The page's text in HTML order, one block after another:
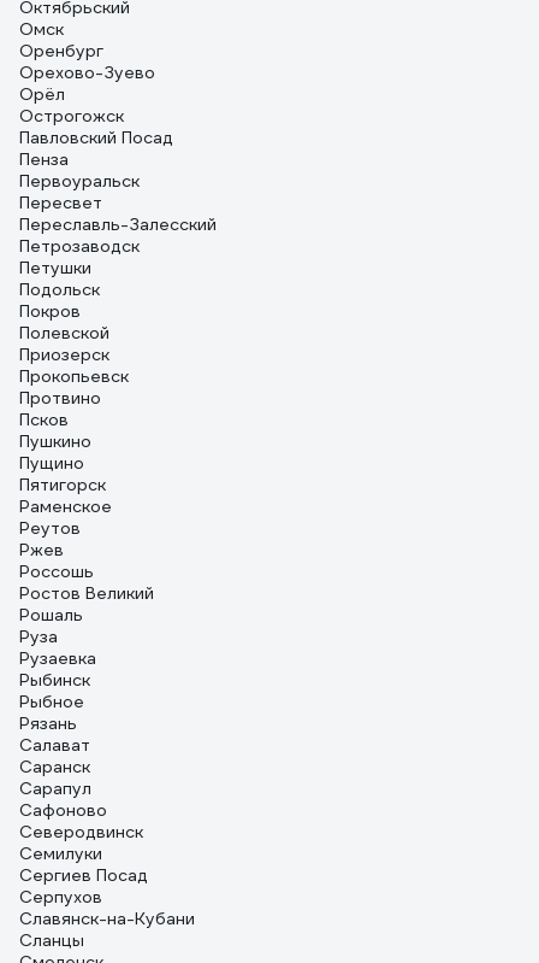
Октябрьский
Омск
Оренбург
Орехово-Зуево
Орёл
Острогожск
Павловский Посад
Пенза
Первоуральск
Пересвет
Переславль-Залесский
Петрозаводск
Петушки
Подольск
Покров
Полевской
Приозерск
Прокопьевск
Протвино
Псков
Пушкино
Пущино
Пятигорск
Раменское
Реутов
Ржев
Россошь
Ростов Великий
Рошаль
Руза
Рузаевка
Рыбинск
Рыбное
Рязань
Салават
Саранск
Сарапул
Сафоново
Северодвинск
Семилуки
Сергиев Посад
Серпухов
Славянск-на-Кубани
Сланцы